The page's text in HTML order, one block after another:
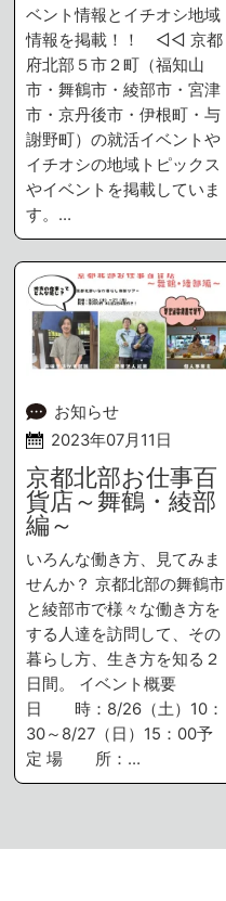
ベント情報とイチオシ地域
情報を掲載！！ ◁◁ 京都
府北部５市２町（福知山
市・舞鶴市・綾部市・宮津
市・京丹後市・伊根町・与
謝野町）の就活イベントや
イチオシの地域トピックス
やイベントを掲載していま
す。…
お知らせ
2023年07月11日
京都北部お仕事百
貨店～舞鶴・綾部
編～
いろんな働き方、見てみま
せんか？ 京都北部の舞鶴市
と綾部市で様々な働き方を
する人達を訪問して、その
暮らし方、生き方を知る２
日間。 イベント概要
日 時：8/26（土）10：
30～8/27（日）15：00予
定 場 所：…